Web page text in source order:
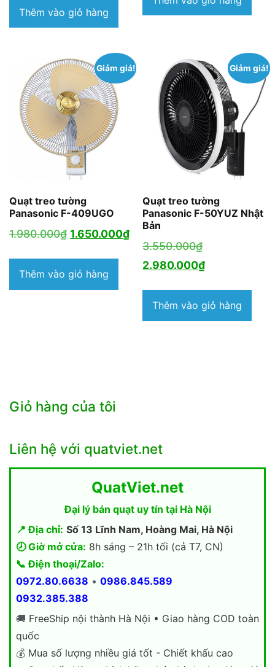
là:
2.150.000₫.
Thêm vào giỏ hàng
990.000₫.là:
Giảm giá!
Quạt treo tường
Panasonic F-409UGO
1.980.000₫ Giá
là:
1.980.000₫.
1.650.000₫Giá
hiện
1.650.000₫.
Thêm vào giỏ hàng
Giảm giá!
Quạt treo tường
Panasonic F-50YUZ Nhật
Bản
3.550.000₫Giá
gốc
3.550.000₫.
2.980.000₫Giá
tại
là:
Thêm vào giỏ hàng
Giỏ hàng của tôi
Liên hệ với quatviet.net
QuatViet.net
Đại lý bán quạt uy tín tại Hà Nội
📍 Địa chỉ: Số 13 Lĩnh Nam, Hoàng Mai, Hà Nội
🕗 Giờ mở cửa: 8h sáng – 21h tối (cả T7, CN)
📞 Điện thoại/Zalo:
0972.80.6638 • 0986.845.589
0932.385.388
🚚 FreeShip nội thành Hà Nội • Giao hàng COD toàn
quốc
💰 Mua số lượng nhiều giá tốt - Chiết khấu cao